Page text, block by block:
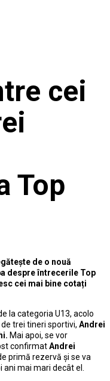
cei
Top
de o nouă
despre întrecerile Top
cei mai bine cotați
la categoria U13, acolo
trei tineri sportivi, Andrei
Mai apoi, se vor
confirmatAndrei
primă rezervă și se va
mai mari decât el.